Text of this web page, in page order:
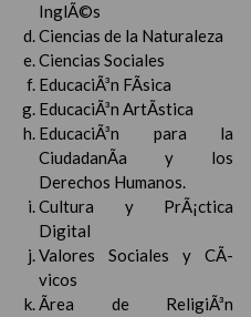
InglÃ©s
Ciencias de la Naturaleza
Ciencias Sociales
EducaciÃ³n FÃ­sica
EducaciÃ³n ArtÃ­stica
EducaciÃ³n para la
CiudadanÃ­a y los
Derechos Humanos.
Cultura y PrÃ¡ctica
Digital
Valores Sociales y CÃ­
vicos
Ãrea de ReligiÃ³n